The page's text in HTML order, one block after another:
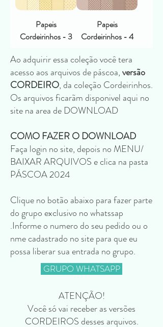
Papeis
Cordeirinhos - 3
Papeis
Cordeirinhos - 4
Ao adquirir essa coleção você tera
acesso aos arquivos de páscoa,versão
CORDEIRO, da coleção Cordeirinhos.
Os arquivos ficarãm disponivel aqui no
site na area de DOWNLOAD
COMO FAZER O DOWNLOAD
Faça login no site, depois no MENU/
BAIXAR ARQUIVOS e clica na pasta
PÁSCOA 2024
Clique no botão abaixo para fazer parte
do grupo exclusivo no whatssap
.Informe o numero do seu pedido ou o
nme cadastrado no site para que eu
possa liberar sua entrada no grupo.
GRUPO WHATSAPP
ATENÇÃO!
Você só vai receber as versões
CORDEIROS desses arquivos.